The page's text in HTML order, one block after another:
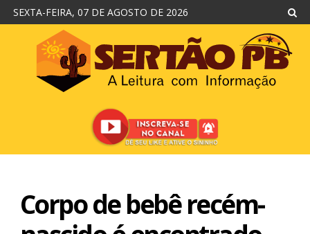
SEXTA-FEIRA, 07 DE AGOSTO DE 2026
Corpo de bebê recém-